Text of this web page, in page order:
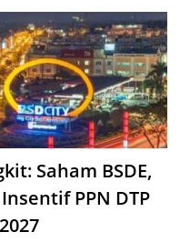
Saham BSDE,
PPN DTP